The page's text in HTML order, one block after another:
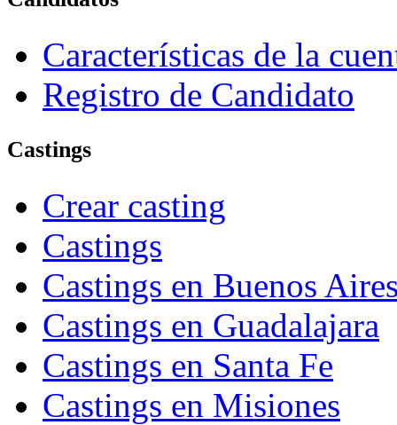
Características de la
Registro de Candidato
Castings
Crear casting
Castings
Castings en Buenos
Castings en Guadalajara
Castings en Santa Fe
Castings en Misiones